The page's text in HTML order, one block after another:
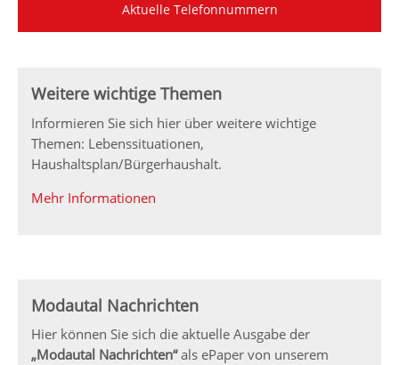
Aktuelle Telefonnummern
Weitere wichtige Themen
Informieren Sie sich hier über weitere wichtige
Themen: Lebenssituationen,
Haushaltsplan/Bürgerhaushalt.
Mehr Informationen
Modautal Nachrichten
Hier können Sie sich die aktuelle Ausgabe der
„Modautal Nachrichten“als ePaper von unserem